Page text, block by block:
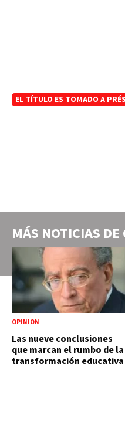
EL TÍTULO ES TOMADO A
MÁS NOTICIAS DE
OPINIÓN
Las nueve conclusiones
que marcan el rumbo de la
transformación educativa